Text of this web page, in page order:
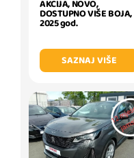
AKCIJA, NOVO,
DOSTUPNO VIŠE BOJA,
2025 god.
SAZNAJ VIŠE